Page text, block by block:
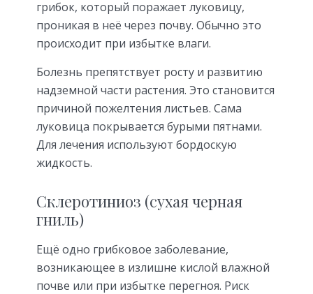
грибок, который поражает луковицу,
проникая в неё через почву. Обычно это
происходит при избытке влаги.
Болезнь препятствует росту и развитию
надземной части растения. Это становится
причиной пожелтения листьев. Сама
луковица покрывается бурыми пятнами.
Для лечения используют бордоскую
жидкость.
Склеротиниоз (сухая черная
гниль)
Ещё одно грибковое заболевание,
возникающее в излишне кислой влажной
почве или при избытке перегноя. Риск